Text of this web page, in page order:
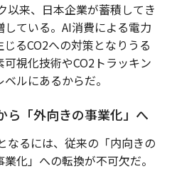
以来、日本企業が蓄積してき
ている。AI消費による電力
るCO2への対策となりうる
視化技術やCO2トラッキン
ルにあるからだ。
ら「外向きの事業化」へ
なるには、従来の「内向きの
化」への転換が不可欠だ。